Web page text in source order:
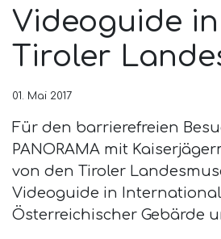
Videoguide
Tiroler
01. Mai 2017
Für den barrierefreien
PANORAMA mit
von den Tiroler
Videoguide in
Österreichischer Gebärde